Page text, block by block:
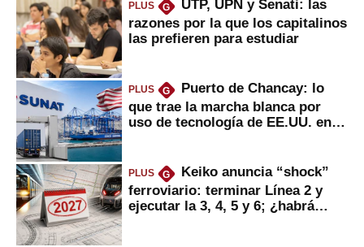
PLUS G
UTP, UPN y Senati: las
razones por la que los capitalinos
las prefieren para estudiar
PLUS G
Puerto de Chancay: lo
que trae la marcha blanca por
uso de tecnología de EE.UU. en
PLUS G
Keiko anuncia “shock”
ferroviario: terminar Línea 2 y
ejecutar la 3, 4, 5 y 6; ¿habrá